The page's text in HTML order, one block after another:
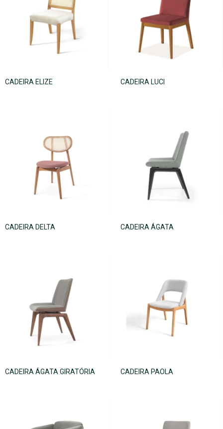
CADEIRA ELIZE CADEIRA LUCI
CADEIRA DELTA CADEIRA ÁGATA
CADEIRA ÁGATA GIRATÓRIA CADEIRA PAOLA